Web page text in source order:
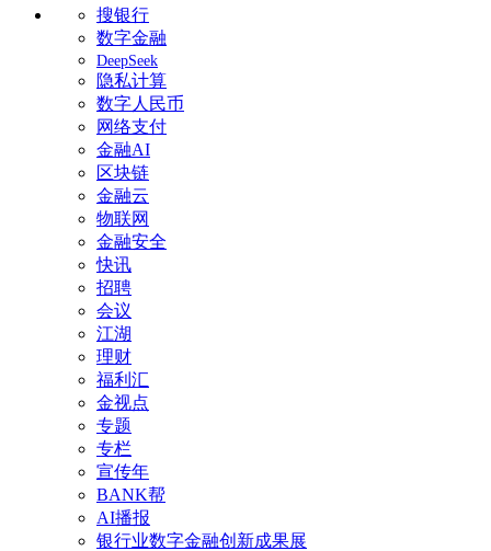
搜银行
数字金融
DeepSeek
隐私计算
数字人民币
网络支付
金融AI
区块链
金融云
物联网
金融安全
快讯
招聘
会议
江湖
理财
福利汇
金视点
专题
专栏
宣传年
BANK帮
AI播报
银行业数字金融创新成果展